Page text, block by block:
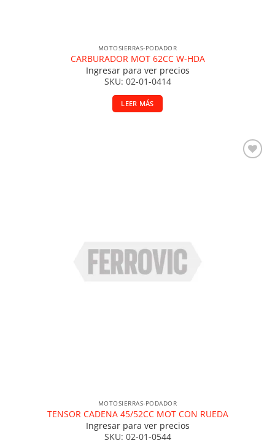
MOTOSIERRAS-PODADOR
CARBURADOR MOT 62CC W-HDA
Ingresar para ver precios
SKU: 02-01-0414
LEER MÁS
MOTOSIERRAS-PODADOR
TENSOR CADENA 45/52CC MOT CON RUEDA
Ingresar para ver precios
SKU: 02-01-0544